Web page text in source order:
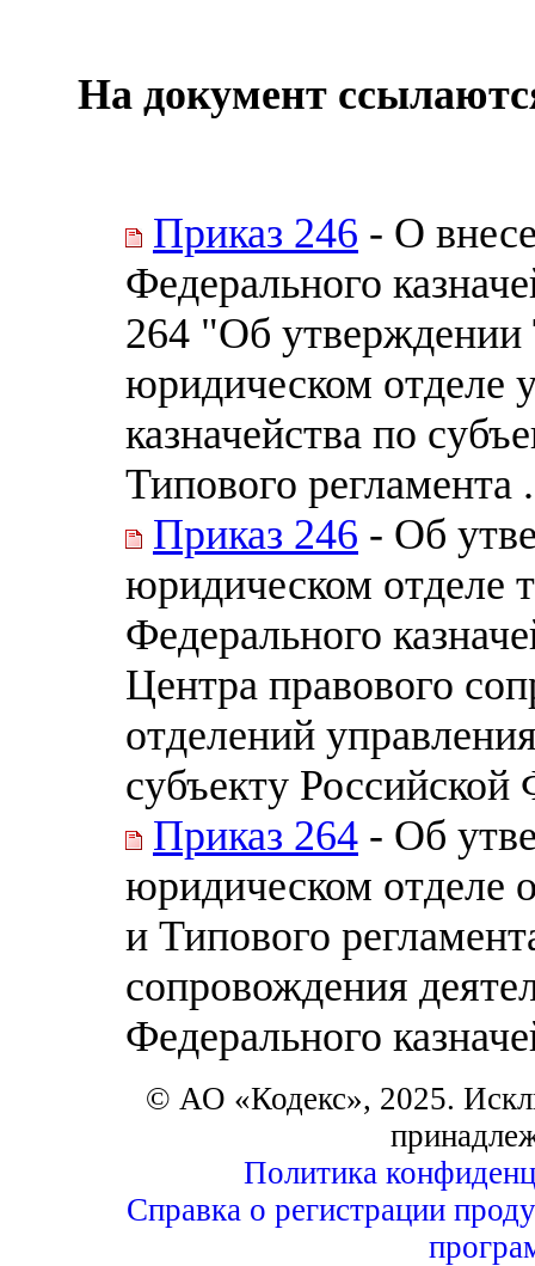
На документ
Приказ 246 - О
Федерального
264 "Об утверждении
юридическом отделе
казначейства по
Типового регламента
Приказ 246 - Об
юридическом отделе
Федерального
Центра правового
отделений
субъекту Российской
Приказ 264 - Об
юридическом отделе
и Типового
сопровождения
Федерального
© АО «Кодекс», 2025.
Политика
Справка о регистрации